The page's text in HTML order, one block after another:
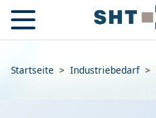
Startseite > Industriebedarf >